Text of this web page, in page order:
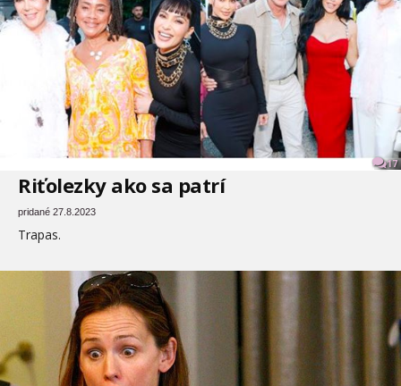
17
Riťolezky ako sa patrí
pridané 27.8.2023
Trapas.